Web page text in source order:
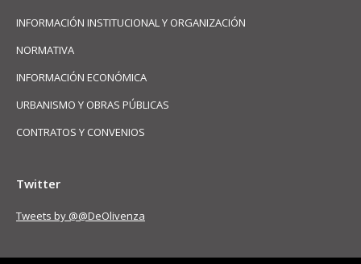
INFORMACIÓN INSTITUCIONAL Y ORGANIZACIÓN
NORMATIVA
INFORMACIÓN ECONÓMICA
URBANISMO Y OBRAS PÚBLICAS
CONTRATOS Y CONVENIOS
Twitter
Tweets by @@DeOlivenza